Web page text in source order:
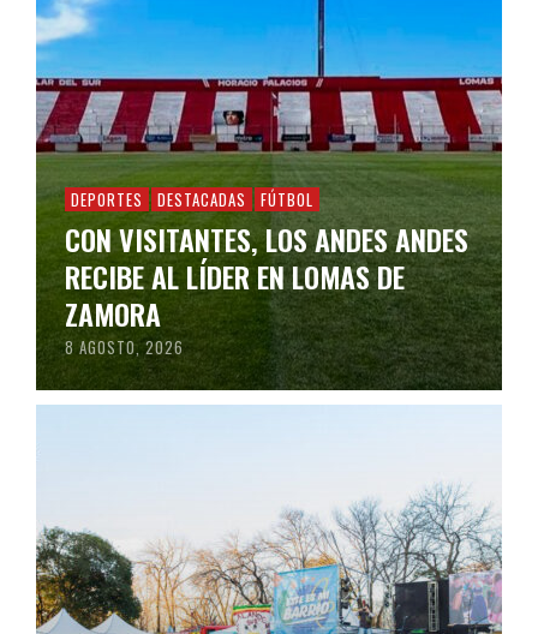
DEPORTES DESTACADAS FÚTBOL
CON VISITANTES, LOS ANDES ANDES
RECIBE AL LÍDER EN LOMAS DE
ZAMORA
8 AGOSTO, 2026